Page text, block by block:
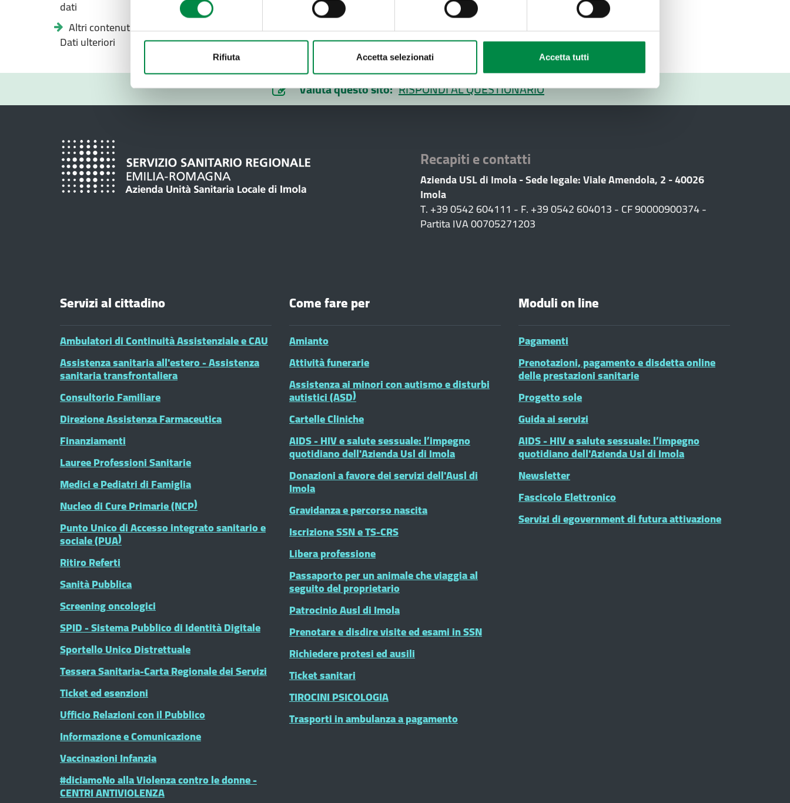
Rifiuta Accetta selezionati Accetta tutti
dati
Altri contenuti -
Dati ulteriori
Valuta questo sito: RISPONDI AL QUESTIONARIO
Recapiti e contatti
Azienda USL di Imola - Sede legale: Viale Amendola, 2 - 40026
Imola
T. +39 0542 604111 - F. +39 0542 604013 - CF 90000900374 -
Partita IVA 00705271203
Servizi al cittadino
Ambulatori di Continuità Assistenziale e CAU
Assistenza sanitaria all'estero - Assistenza
sanitaria transfrontaliera
Consultorio Familiare
Direzione Assistenza Farmaceutica
Finanziamenti
Lauree Professioni Sanitarie
Medici e Pediatri di Famiglia
Nucleo di Cure Primarie (NCP)
Punto Unico di Accesso integrato sanitario e
sociale (PUA)
Ritiro Referti
Sanità Pubblica
Screening oncologici
SPID - Sistema Pubblico di Identità Digitale
Sportello Unico Distrettuale
Tessera Sanitaria-Carta Regionale dei Servizi
Ticket ed esenzioni
Ufficio Relazioni con il Pubblico
Informazione e Comunicazione
Vaccinazioni Infanzia
#diciamoNo alla Violenza contro le donne -
CENTRI ANTIVIOLENZA
Come fare per
Amianto
Attività funerarie
Assistenza ai minori con autismo e disturbi
autistici (ASD)
Cartelle Cliniche
AIDS - HIV e salute sessuale: l’impegno
quotidiano dell'Azienda Usl di Imola
Donazioni a favore dei servizi dell'Ausl di
Imola
Gravidanza e percorso nascita
Iscrizione SSN e TS-CRS
Libera professione
Passaporto per un animale che viaggia al
seguito del proprietario
Patrocinio Ausl di Imola
Prenotare e disdire visite ed esami in SSN
Richiedere protesi ed ausili
Ticket sanitari
TIROCINI PSICOLOGIA
Trasporti in ambulanza a pagamento
Moduli on line
Pagamenti
Prenotazioni, pagamento e disdetta online
delle prestazioni sanitarie
Progetto sole
Guida ai servizi
AIDS - HIV e salute sessuale: l’impegno
quotidiano dell'Azienda Usl di Imola
Newsletter
Fascicolo Elettronico
Servizi di egovernment di futura attivazione